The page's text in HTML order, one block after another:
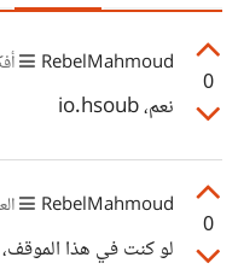
0
RebelMahmoud
نعم، io.hsoub
0
RebelMahmoud
لو كنت في هذا